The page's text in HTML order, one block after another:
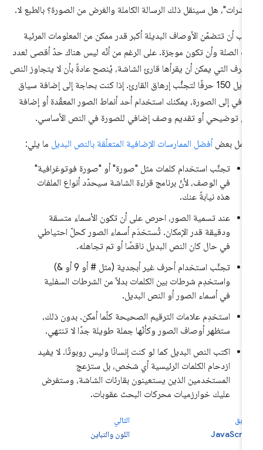
هل سينقل ذلك الرسالة الكاملة والغرض من الصورة؟ بالطبع لا.
أن تتضمّن الأوصاف البديلة أكبر قدر ممكن من المعلومات المرئية
الصلة وأن تكون موجزة. على الرغم من أنّه ليس هناك حدّ أقصى لعدد
التي يمكن أن يقرأها قارئ الشاشة، يُنصح عادةً بأن لا يتجاوز النص
البديل 150 حرفًا لتجنُّب إرهاق القارئ. إذا كنت بحاجة إلى إضافة سياق
إلى الصورة، يمكنك استخدام أحد أنماط الصور المعقّدة أو إضافة
توضيحي أو تقديم وصف إضافي للصورة في النص الأساسي.
بعضأفضل الممارسات الإضافية المتعلّقة بالنص البديلما يلي:
تجنَّب استخدام كلمات مثل "صورة" أو "صورة فوتوغرافية"
في الوصف، لأنّ برنامج قراءة الشاشة سيحدّد أنواع الملفات
هذه نيابةً عنك.
عند تسمية الصور، احرص على أن تكون الأسماء متسقة
ودقيقة قدر الإمكان. تُستخدَم أسماء الصور كحلّ احتياطي
في حال كان النص البديل ناقصًا أو تم تجاهله.
تجنَّب استخدام أحرف غير أبجدية (مثل # أو 9 أو &)
واستخدِم شرطات بين الكلمات بدلاً من الشرطات السفلية
في أسماء الصور أو النص البديل.
استخدِم علامات الترقيم الصحيحة كلّما أمكن. بدون ذلك،
ستظهر أوصاف الصور وكأنّها جملة طويلة جدًا لا تنتهي.
اكتب النص البديل كما لو كنت إنسانًا وليس روبوتًا. لا يفيد
ازدحام الكلمات الرئيسية أي شخص، بل ستزعج
المستخدمين الذين يستعينون بقارئات الشاشة، وستفرض
عليك خوارزميات محركات البحث عقوبات.
التالي
اللون والتباين